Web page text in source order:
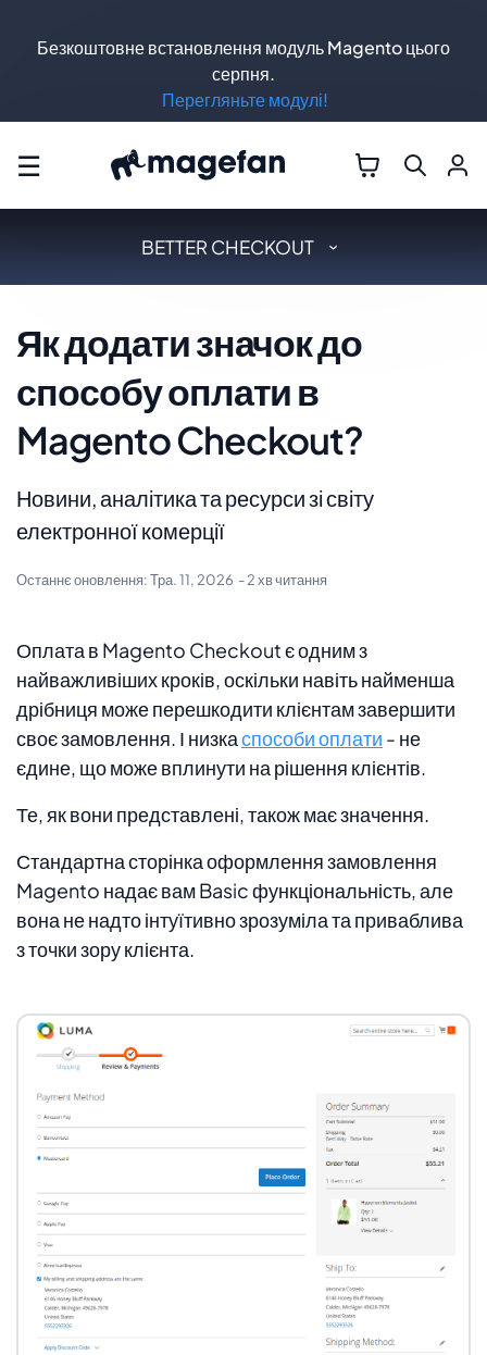
☰
BETTER CHECKOUT
Як додати значок до
способу оплати в
Magento Checkout?
Новини, аналітика та ресурси зі світу
електронної комерції
Останнє оновлення:Тра. 11, 2026 - 2 хв читання
Оплата в Magento Checkout є одним з
найважливіших кроків, оскільки навіть найменша
дрібниця може перешкодити клієнтам завершити
своє замовлення. І низкаспособи оплати - не
єдине, що може вплинути на рішення клієнтів.
Те, як вони представлені, також має значення.
Стандартна сторінка оформлення замовлення
Magento надає вам Basic функціональність, але
вона не надто інтуїтивно зрозуміла та приваблива
з точки зору клієнта.
Безкоштовне встановлення модуль Magento цього
серпня.
Перегляньте модулі!